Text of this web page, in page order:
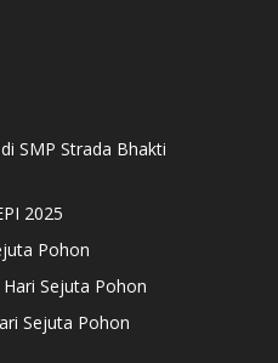
SMP Strada Bhakti
2025
Pohon
Sejuta Pohon
Sejuta Pohon